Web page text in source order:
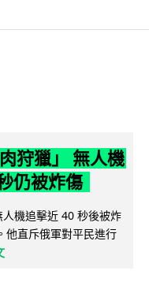
狩獵」 無人機
仍被炸傷
機追擊近 40 秒後被炸
他直斥俄軍對平民進行